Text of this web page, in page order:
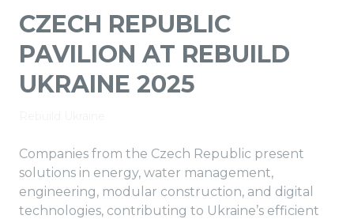
CZECH REPUBLIC
PAVILION AT REBUILD
UKRAINE 2025
Companies from the Czech Republic present
solutions in energy, water management,
engineering, modular construction, and digital
technologies, contributing to Ukraine’s efficient